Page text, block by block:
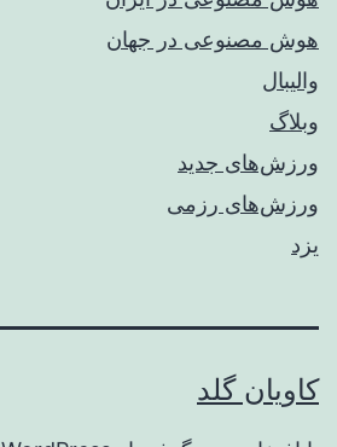
هوش مصنوعی در جهان
والیبال
وبلاگ
ورزش‌های جدید
ورزش‌های رزمی
یزد
کاویان گلد